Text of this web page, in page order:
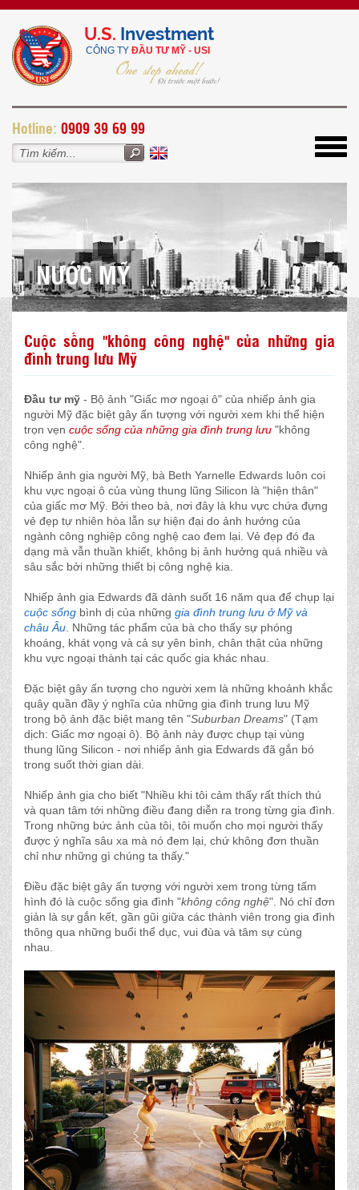
U.S. Investment
CÔNG TY ĐẦU TƯ MỸ - USI
Hotline: 0909 39 69 99
NƯỚC MỸ
Cuộc sống ''không công nghệ'' của những gia
đình trung lưu Mỹ
Đầu tư mỹ - Bộ ảnh "Giấc mơ ngoại ô" của nhiếp ảnh gia
người Mỹ đặc biệt gây ấn tượng với người xem khi thể hiện
trọn vẹn cuộc sống của những gia đình trung lưu "không
công nghệ".
Nhiếp ảnh gia người Mỹ, bà Beth Yarnelle Edwards luôn coi
khu vực ngoại ô của vùng thung lũng Silicon là "hiện thân"
của giấc mơ Mỹ. Bởi theo bà, nơi đây là khu vực chứa đựng
vẻ đẹp tự nhiên hòa lẫn sự hiện đại do ảnh hưởng của
ngành công nghiệp công nghệ cao đem lại. Vẻ đẹp đó đa
dạng mà vẫn thuần khiết, không bị ảnh hưởng quá nhiều và
sâu sắc bởi những thiết bị công nghệ kia.
Nhiếp ảnh gia Edwards đã dành suốt 16 năm qua để chụp lại
cuộc sống bình dị của những gia đình trung lưu ở Mỹ và
châu Âu . Những tác phẩm của bà cho thấy sự phóng
khoáng, khát vọng và cả sự yên bình, chân thật của những
khu vực ngoại thành tại các quốc gia khác nhau.
Đặc biệt gây ấn tượng cho người xem là những khoảnh khắc
quây quần đầy ý nghĩa của những gia đình trung lưu Mỹ
trong bộ ảnh đặc biệt mang tên "Suburban Dreams" (Tạm
dịch: Giấc mơ ngoại ô). Bộ ảnh này được chụp tại vùng
thung lũng Silicon - nơi nhiếp ảnh gia Edwards đã gắn bó
trong suốt thời gian dài.
Nhiếp ảnh gia cho biết "Nhiều khi tôi cảm thấy rất thích thú
và quan tâm tới những điều đang diễn ra trong từng gia đình.
Trong những bức ảnh của tôi, tôi muốn cho mọi người thấy
được ý nghĩa sâu xa mà nó đem lại, chứ không đơn thuần
chỉ như những gì chúng ta thấy."
Điều đặc biệt gây ấn tượng với người xem trong từng tấm
hình đó là cuộc sống gia đình "không công nghệ". Nó chỉ đơn
giản là sự gắn kết, gần gũi giữa các thành viên trong gia đình
thông qua những buổi thể dục, vui đùa và tâm sự cùng
nhau.